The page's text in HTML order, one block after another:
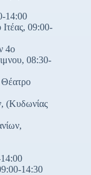
14:00
09:00-
4ο
08:30-
Θέατρο
(Κυδωνίας
14:30